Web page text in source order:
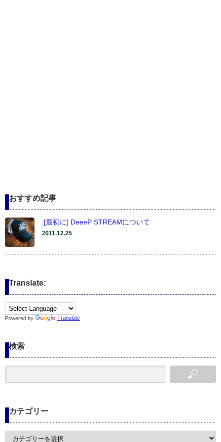
おすすめ記事
:[最初に] DeeeP STREAMについて
2011.12.25
Translate:
Powered by Translate
検索
カテゴリー
カ